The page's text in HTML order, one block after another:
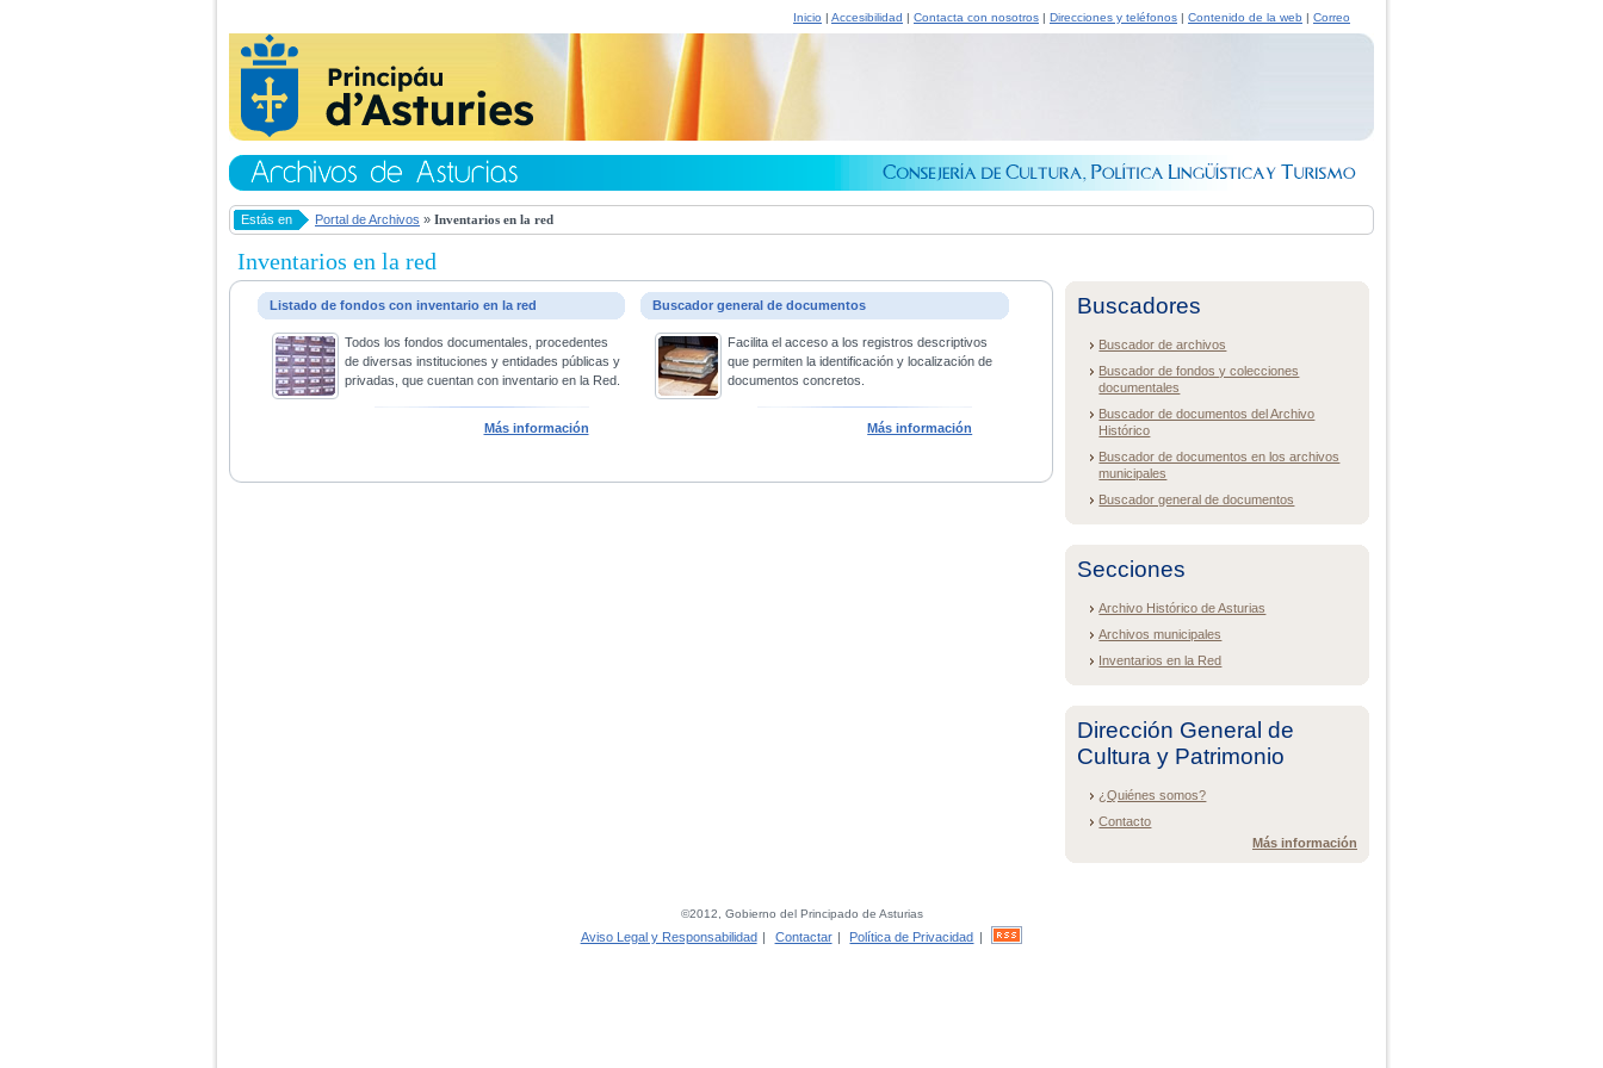
Inicio | Accesibilidad | Contacta con nosotros | Direcciones y teléfonos | Contenido de la web | Correo
Estás en Portal de Archivos » Inventarios en la red
Inventarios en la red
Listado de fondos con inventario en la red
Todos los fondos documentales, procedentes
de diversas instituciones y entidades públicas y
privadas, que cuentan con inventario en la Red.
Más información
Buscador general de documentos
Facilita el acceso a los registros descriptivos
que permiten la identificación y localización de
documentos concretos.
Más información
Buscadores
Buscador de archivos
Buscador de fondos y colecciones
documentales
Buscador de documentos del Archivo
Histórico
Buscador de documentos en los archivos
municipales
Buscador general de documentos
Secciones
Archivo Histórico de Asturias
Archivos municipales
Inventarios en la Red
Dirección General de
Cultura y Patrimonio
¿Quiénes somos?
Contacto
Más información
©2012, Gobierno del Principado de Asturias
Aviso Legal y Responsabilidad | Contactar | Política de Privacidad |